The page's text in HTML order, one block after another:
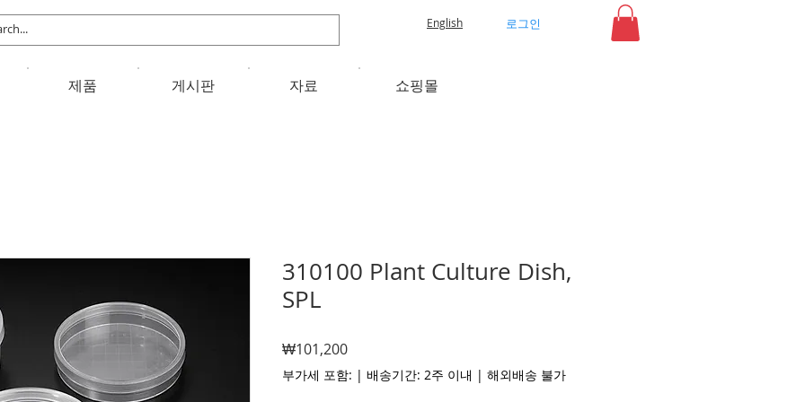
English 로그인
제품 게시판 자료 쇼핑몰
310100 Plant Culture Dish,
SPL
₩101,200가
격
부가세 포함: | 배송기간: 2주 이내 | 해외배송 불가